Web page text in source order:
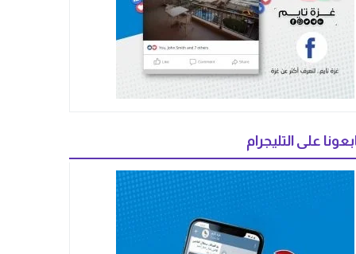
على التليجرام